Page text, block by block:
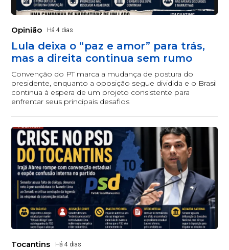
Opinião Há 4 dias
Lula deixa o “paz e amor” para trás,
mas a direita continua sem rumo
Convenção do PT marca a mudança de postura do
presidente, enquanto a oposição segue dividida e o Brasil
continua à espera de um projeto consistente para
enfrentar seus principais desafios
Tocantins Há 4 dias